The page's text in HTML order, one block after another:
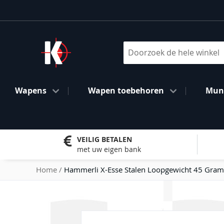
naar
inhoud
Wapens Wapen toebehoren
VEILIG BETALEN
met uw eigen bank
Home Hammerli X-Esse Stalen Loopgewicht 45 Gram